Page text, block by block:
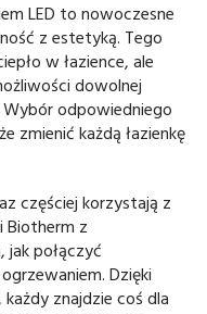
LED to nowoczesne
z estetyką. Tego
w łazience, ale
dowolnej
odpowiedniego
zmienić każdą łazienkę
częściej korzystają z
Biotherm z
jak połączyć
Dzięki
znajdzie coś dla